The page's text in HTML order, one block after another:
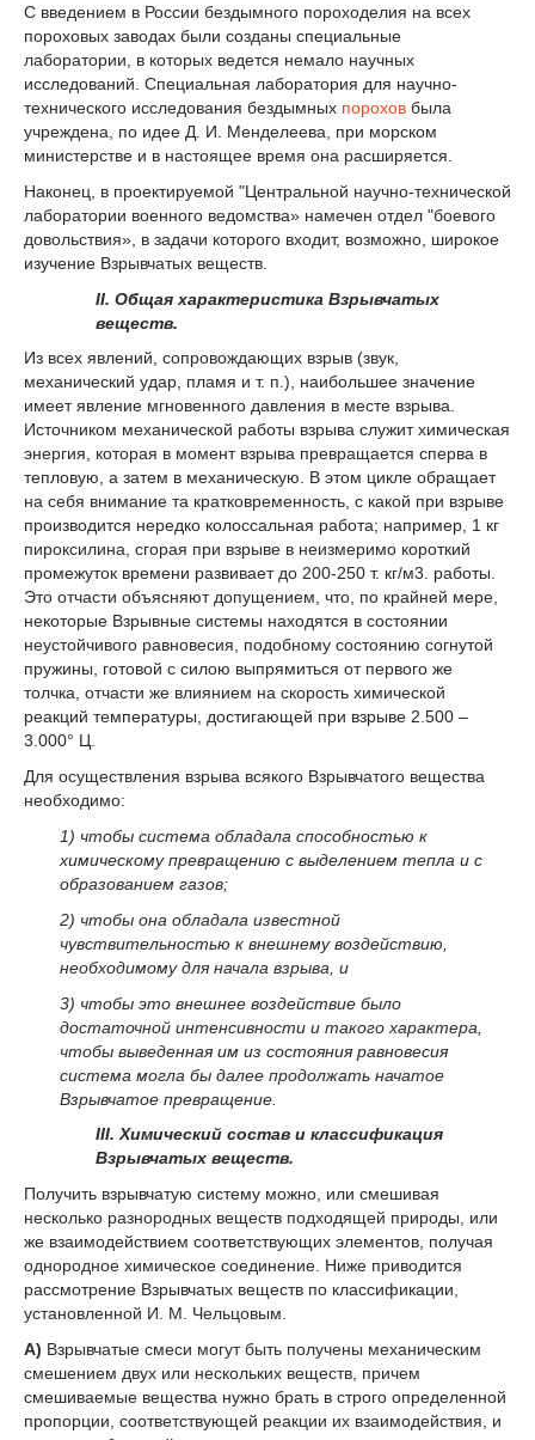
С введением в России бездымного пороходелия на всех
пороховых заводах были созданы специальные
лаборатории, в которых ведется немало научных
исследований. Специальная лаборатория для научно-
технического исследования бездымных порохов была
учреждена, по идее Д. И. Менделеева, при морском
министерстве и в настоящее время она расширяется.
Наконец, в проектируемой "Центральной научно-технической
лаборатории военного ведомства» намечен отдел "боевого
довольствия», в задачи которого входит, возможно, широкое
изучение Взрывчатых веществ.
II. Общая характеристика Взрывчатых
веществ.
Из всех явлений, сопровождающих взрыв (звук,
механический удар, пламя и т. п.), наибольшее значение
имеет явление мгновенного давления в месте взрыва.
Источником механической работы взрыва служит химическая
энергия, которая в момент взрыва превращается сперва в
тепловую, а затем в механическую. В этом цикле обращает
на себя внимание та кратковременность, с какой при взрыве
производится нередко колоссальная работа; например, 1 кг
пироксилина, сгорая при взрыве в неизмеримо короткий
промежуток времени развивает до 200-250 т. кг/м3. работы.
Это отчасти объясняют допущением, что, по крайней мере,
некоторые Взрывные системы находятся в состоянии
неустойчивого равновесия, подобному состоянию согнутой
пружины, готовой с силою выпрямиться от первого же
толчка, отчасти же влиянием на скорость химической
реакций температуры, достигающей при взрыве 2.500 –
3.000° Ц.
Для осуществления взрыва всякого Взрывчатого вещества
необходимо:
1) чтобы система обладала способностью к
химическому превращению с выделением тепла и с
образованием газов;
2) чтобы она обладала известной
чувствительностью к внешнему воздействию,
необходимому для начала взрыва, и
3) чтобы это внешнее воздействие было
достаточной интенсивности и такого характера,
чтобы выведенная им из состояния равновесия
система могла бы далее продолжать начатое
Взрывчатое превращение.
III. Химический состав и классификация
Взрывчатых веществ.
Получить взрывчатую систему можно, или смешивая
несколько разнородных веществ подходящей природы, или
же взаимодействием соответствующих элементов, получая
однородное химическое соединение. Ниже приводится
рассмотрение Взрывчатых веществ по классификации,
установленной И. М. Чельцовым.
А) Взрывчатые смеси могут быть получены механическим
смешением двух или нескольких веществ, причем
смешиваемые вещества нужно брать в строго определенной
пропорции, соответствующей реакции их взаимодействия, и